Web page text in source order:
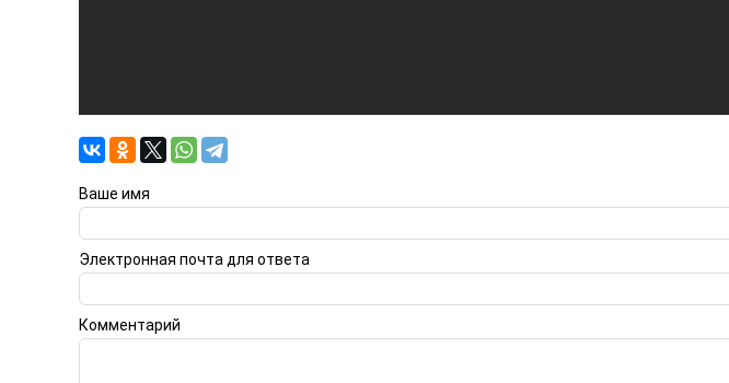
Ваше имя
Электронная почта для ответа
Комментарий